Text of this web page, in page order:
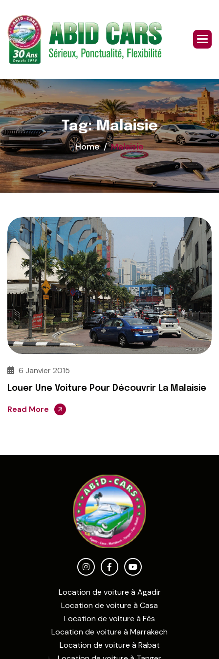
content
Tag: Malaisie
Home Malaisie
6 Janvier 2015
Louer Une Voiture Pour Découvrir La Malaisie
Read More
Location de voiture à Agadir
Location de voiture à Casa
Location de voiture à Fès
Location de voiture à Marrakech
Location de voiture à Rabat